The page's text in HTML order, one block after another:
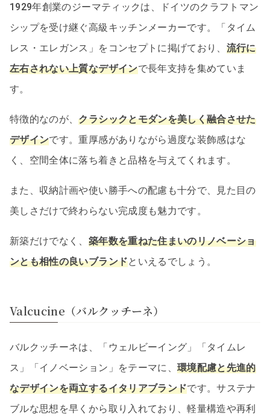
1929年創業のジーマティックは、ドイツのクラフトマン
シップを受け継ぐ高級キッチンメーカーです。「タイム
レス・エレガンス」をコンセプトに掲げており、 流行に
左右されない上質なデザインで長年支持を集めていま
す。
特徴的なのが、クラシックとモダンを美しく融合させた
デザインです。重厚感がありながら過度な装飾感はな
く、空間全体に落ち着きと品格を与えてくれます。
また、収納計画や使い勝手への配慮も十分で、見た目の
美しさだけで終わらない完成度も魅力です。
新築だけでなく、 築年数を重ねた住まいのリノベーショ
ンとも相性の良いブランドといえるでしょう。
Valcucine（バルクッチーネ）
バルクッチーネは、「ウェルビーイング」「タイムレ
ス」「イノベーション」をテーマに、 環境配慮と先進的
なデザインを両立するイタリアブランドです。サステナ
ブルな思想を早くから取り入れており、軽量構造や再利